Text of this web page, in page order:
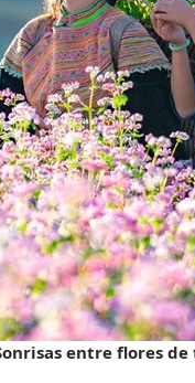
entre flores